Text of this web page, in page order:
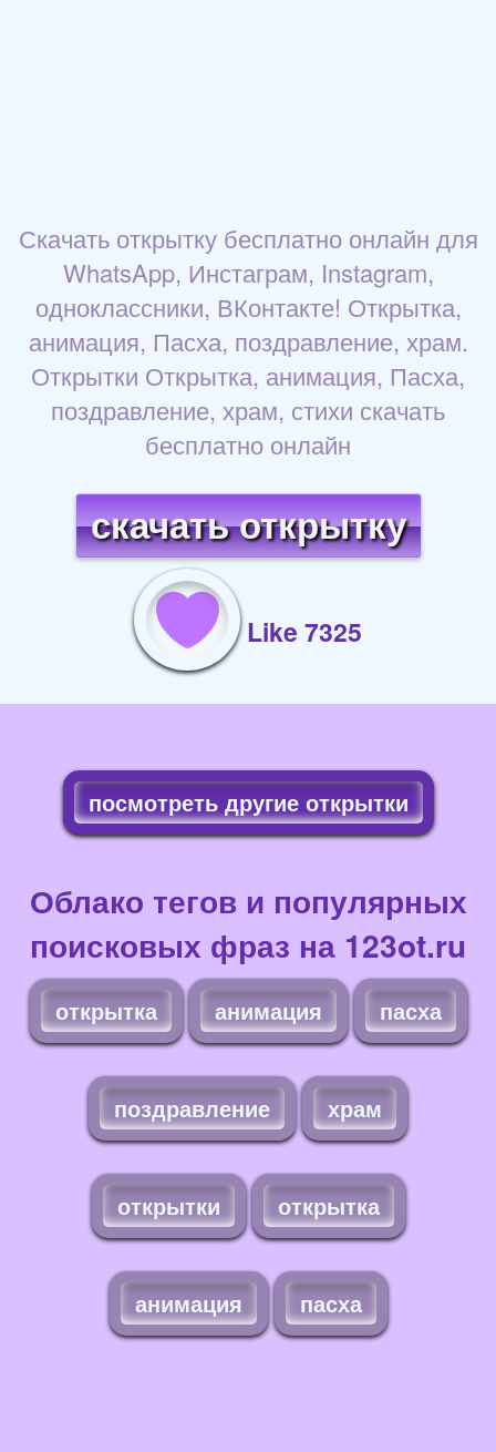
Скачать открытку бесплатно онлайн для
WhatsApp, Инстаграм, Instagram,
одноклассники, ВКонтакте! Открытка,
анимация, Пасха, поздравление, храм.
Открытки Открытка, анимация, Пасха,
поздравление, храм, стихи скачать
бесплатно онлайн
скачать открытку
Like 7325
посмотреть другие открытки
Облако тегов и популярных
поисковых фраз на 123ot.ru
открытка анимация пасха
поздравление храм
открытки открытка
анимация пасха